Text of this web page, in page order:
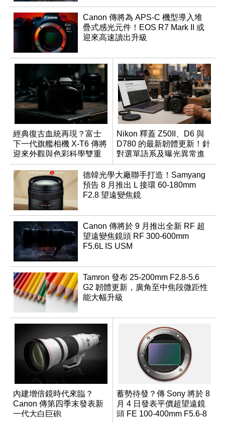
Canon 傳將為 APS-C 機型導入堆
疊式感光元件！EOS R7 Mark II 或
迎來高速讀出升級
經典復古血統再現？富士
下一代旗艦相機 X-T6 傳將
迎來外觀與色彩科學雙重
優化
Nikon 釋蓋 Z50II、D6 與
D780 的最新韌體更新！針
對選單語系及曝光異常進
行修復
德韓光學大廠聯手打造！Samyang
預告 8 月推出 L 接環 60-180mm
F2.8 望遠變焦鏡
Canon 傳將於 9 月推出全新 RF 超
望遠變焦鏡頭 RF 300-600mm
F5.6L IS USM
Tamron 發布 25-200mm F2.8-5.6
G2 韌體更新，廣角至中焦段微距性
能大幅升級
內建增倍鏡時代來臨？
Canon 傳第四季末發表新
一代大白巨砲
蓄勢待發？傳 Sony 將於 8
月 4 日發表平價超望遠鏡
頭 FE 100-400mm F5.6-8